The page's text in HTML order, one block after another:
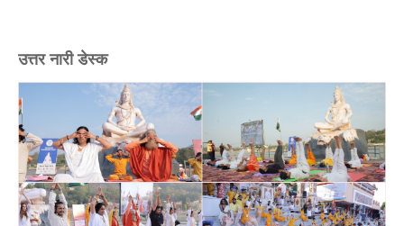
उत्तर नारी डेस्क